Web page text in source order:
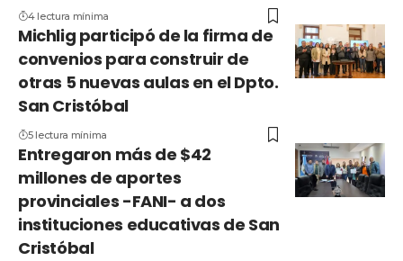
4 lectura mínima
Michlig participó de la firma de
convenios para construir de
otras 5 nuevas aulas en el Dpto.
San Cristóbal
5 lectura mínima
Entregaron más de $42
millones de aportes
provinciales -FANI- a dos
instituciones educativas de San
Cristóbal